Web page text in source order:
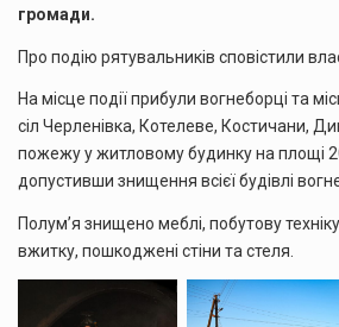
громади.
Про подію рятувальників сповістили
На місце події прибули вогнеборці та
сіл Черленівка, Котелеве, Костичани,
пожежу у житловому будинку на площі
допустивши знищення всієї будівлі
Полум’я знищено меблі, побутову
вжитку, пошкоджені стіни та стеля.